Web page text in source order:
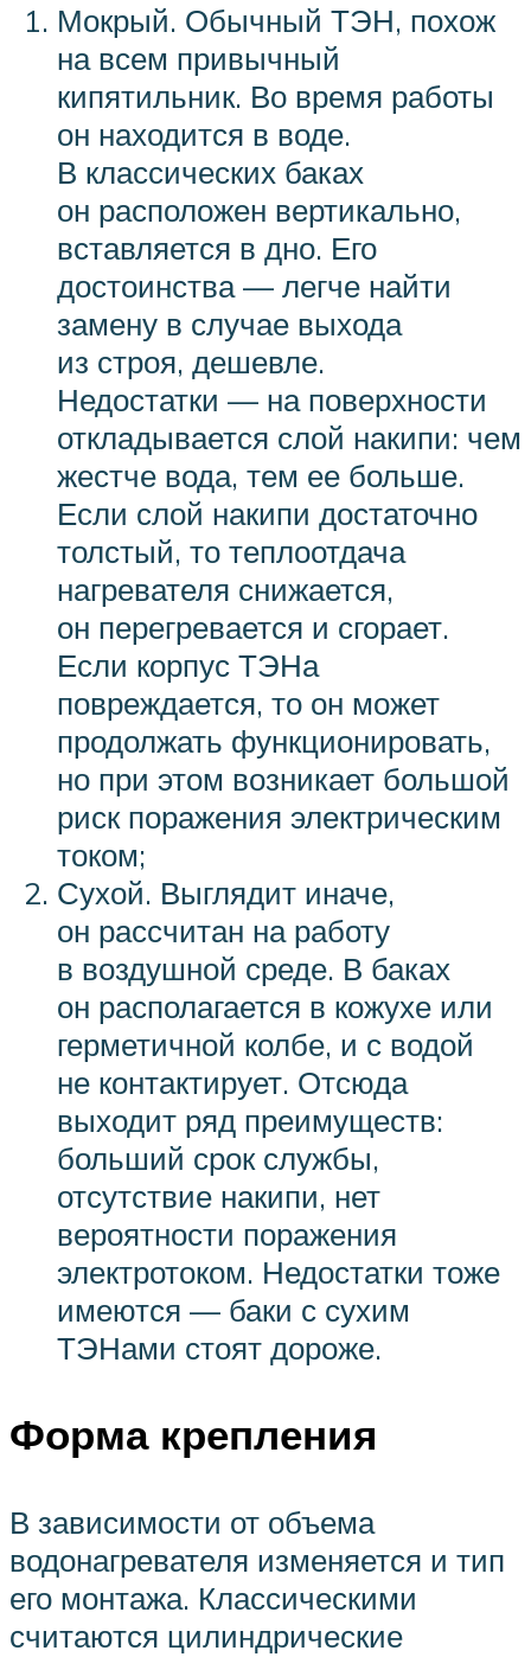
Мокрый. Обычный ТЭН, похож
на всем привычный
кипятильник. Во время работы
он находится в воде.
В классических баках
он расположен вертикально,
вставляется в дно. Его
достоинства — легче найти
замену в случае выхода
из строя, дешевле.
Недостатки — на поверхности
откладывается слой накипи: чем
жестче вода, тем ее больше.
Если слой накипи достаточно
толстый, то теплоотдача
нагревателя снижается,
он перегревается и сгорает.
Если корпус ТЭНа
повреждается, то он может
продолжать функционировать,
но при этом возникает большой
риск поражения электрическим
током;
Сухой. Выглядит иначе,
он рассчитан на работу
в воздушной среде. В баках
он располагается в кожухе или
герметичной колбе, и с водой
не контактирует. Отсюда
выходит ряд преимуществ:
больший срок службы,
отсутствие накипи, нет
вероятности поражения
электротоком. Недостатки тоже
имеются — баки с сухим
ТЭНами стоят дороже.
Форма крепления
В зависимости от объема
водонагревателя изменяется и тип
его монтажа. Классическими
считаются цилиндрические